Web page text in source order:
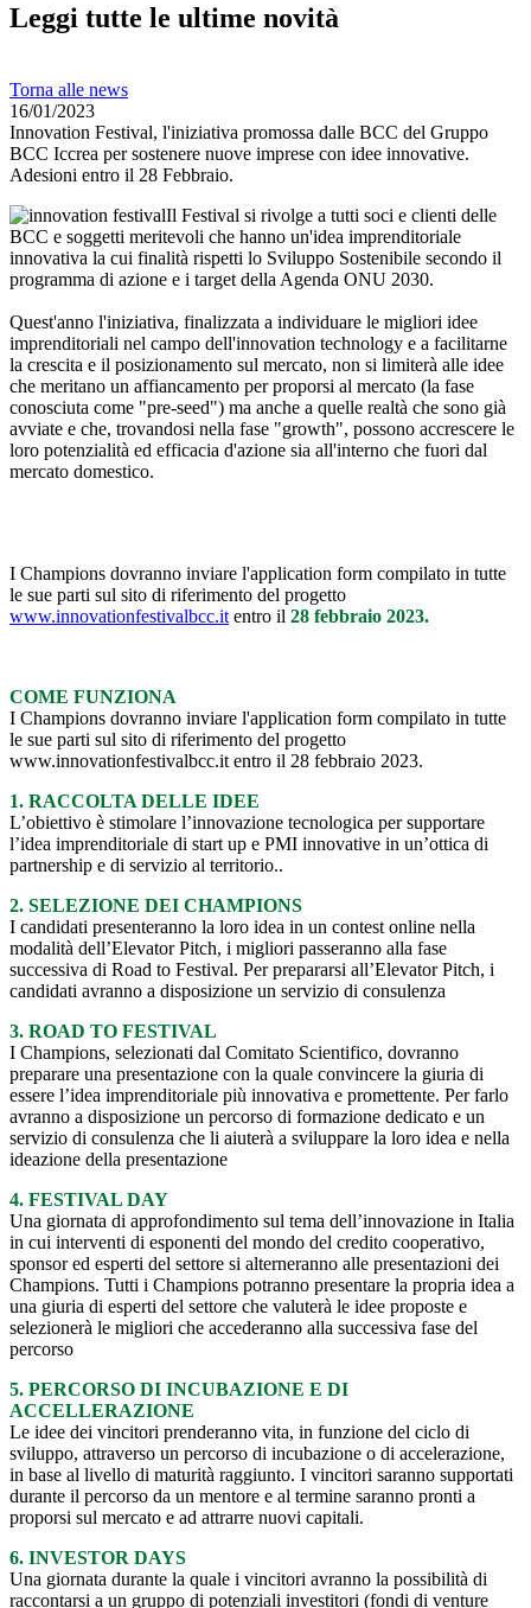
Leggi tutte le ultime novità
Torna alle news
16/01/2023
Innovation Festival, l'iniziativa promossa dalle BCC del Gruppo
BCC Iccrea per sostenere nuove imprese con idee innovative.
Adesioni entro il 28 Febbraio.
Il Festival si rivolge a tutti soci e clienti delle
BCC e soggetti meritevoli che hanno un'idea imprenditoriale
innovativa la cui finalità rispetti lo Sviluppo Sostenibile secondo il
programma di azione e i target della Agenda ONU 2030.
Quest'anno l'iniziativa, finalizzata a individuare le migliori idee
imprenditoriali nel campo dell'innovation technology e a facilitarne
la crescita e il posizionamento sul mercato, non si limiterà alle idee
che meritano un affiancamento per proporsi al mercato (la fase
conosciuta come "pre-seed") ma anche a quelle realtà che sono già
avviate e che, trovandosi nella fase "growth", possono accrescere le
loro potenzialità ed efficacia d'azione sia all'interno che fuori dal
mercato domestico.
I Champions dovranno inviare l'application form compilato in tutte
le sue parti sul sito di riferimento del progetto
www.innovationfestivalbcc.it entro il 28 febbraio 2023.
COME FUNZIONA
I Champions dovranno inviare l'application form compilato in tutte
le sue parti sul sito di riferimento del progetto
www.innovationfestivalbcc.it entro il 28 febbraio 2023.
1. RACCOLTA DELLE IDEE
L’obiettivo è stimolare l’innovazione tecnologica per supportare
l’idea imprenditoriale di start up e PMI innovative in un’ottica di
partnership e di servizio al territorio..
2. SELEZIONE DEI CHAMPIONS
I candidati presenteranno la loro idea in un contest online nella
modalità dell’Elevator Pitch, i migliori passeranno alla fase
successiva di Road to Festival. Per prepararsi all’Elevator Pitch, i
candidati avranno a disposizione un servizio di consulenza
3. ROAD TO FESTIVAL
I Champions, selezionati dal Comitato Scientifico, dovranno
preparare una presentazione con la quale convincere la giuria di
essere l’idea imprenditoriale più innovativa e promettente. Per farlo
avranno a disposizione un percorso di formazione dedicato e un
servizio di consulenza che li aiuterà a sviluppare la loro idea e nella
ideazione della presentazione
4. FESTIVAL DAY
Una giornata di approfondimento sul tema dell’innovazione in Italia
in cui interventi di esponenti del mondo del credito cooperativo,
sponsor ed esperti del settore si alterneranno alle presentazioni dei
Champions. Tutti i Champions potranno presentare la propria idea a
una giuria di esperti del settore che valuterà le idee proposte e
selezionerà le migliori che accederanno alla successiva fase del
percorso
5. PERCORSO DI INCUBAZIONE E DI
ACCELLERAZIONE
Le idee dei vincitori prenderanno vita, in funzione del ciclo di
sviluppo, attraverso un percorso di incubazione o di accelerazione,
in base al livello di maturità raggiunto. I vincitori saranno supportati
durante il percorso da un mentore e al termine saranno pronti a
proporsi sul mercato e ad attrarre nuovi capitali.
6. INVESTOR DAYS
Una giornata durante la quale i vincitori avranno la possibilità di
raccontarsi a un gruppo di potenziali investitori (fondi di venture